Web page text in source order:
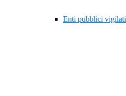
Enti pubblici vigilati